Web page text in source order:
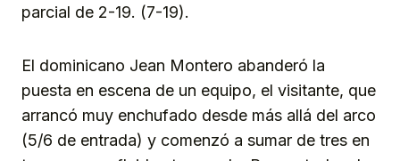
parcial de 2-19. (7-19).
El dominicano Jean Montero abanderó la
puesta en escena de un equipo, el visitante, que
arrancó muy enchufado desde más allá del arco
(5/6 de entrada) y comenzó a sumar de tres en